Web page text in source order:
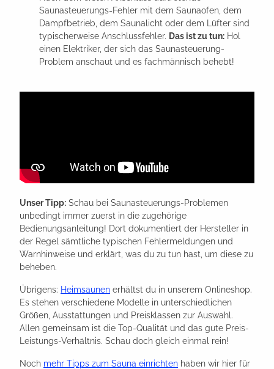
Saunasteuerungs-Fehler mit dem Saunaofen, dem
Dampfbetrieb, dem Saunalicht oder dem Lüfter sind
typischerweise Anschlussfehler. Das ist zu tun: Hol
einen Elektriker, der sich das Saunasteuerung-
Problem anschaut und es fachmännisch behebt!
Unser Tipp: Schau bei Saunasteuerungs-Problemen
unbedingt immer zuerst in die zugehörige
Bedienungsanleitung! Dort dokumentiert der Hersteller in
der Regel sämtliche typischen Fehlermeldungen und
Warnhinweise und erklärt, was du zu tun hast, um diese zu
beheben.
Übrigens: Heimsaunen erhältst du in unserem Onlineshop.
Es stehen verschiedene Modelle in unterschiedlichen
Größen, Ausstattungen und Preisklassen zur Auswahl.
Allen gemeinsam ist die Top-Qualität und das gute Preis-
Leistungs-Verhältnis. Schau doch gleich einmal rein!
Noch mehr Tipps zum Sauna einrichten haben wir hier für